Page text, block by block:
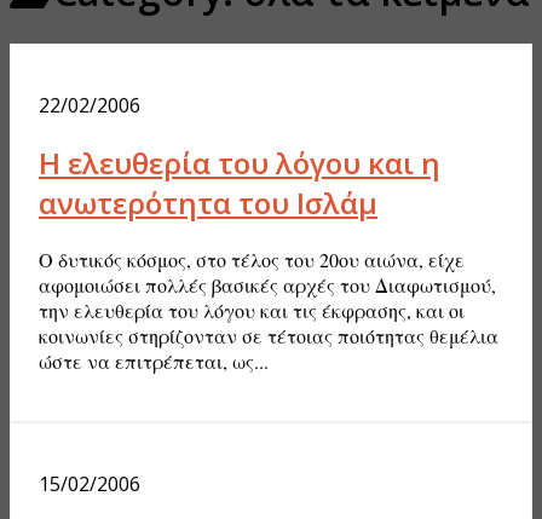
22/02/2006
Η ελευθερία του λόγου και η
ανωτερότητα του Ισλάμ
Ο δυτικός κόσμος, στο τέλος του 20ου αιώνα, είχε
αφομοιώσει πολλές βασικές αρχές του Διαφωτισμού,
την ελευθερία του λόγου και τις έκφρασης, και οι
κοινωνίες στηρίζονταν σε τέτοιας ποιότητας θεμέλια
ώστε να επιτρέπεται, ως...
15/02/2006